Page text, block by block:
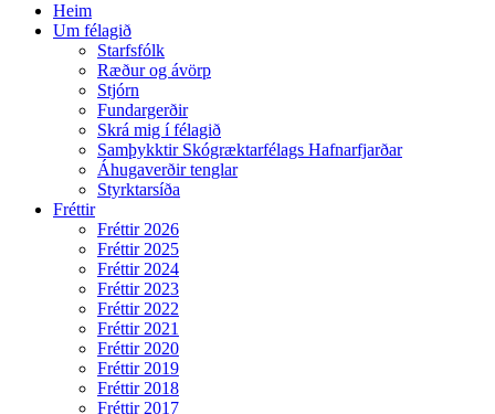
new
window
Heim
Um félagið
Starfsfólk
Ræður og ávörp
Stjórn
Fundargerðir
Skrá mig í félagið
Samþykktir Skógræktarfélags Hafnarfjarðar
Áhugaverðir tenglar
Styrktarsíða
Fréttir
Fréttir 2026
Fréttir 2025
Fréttir 2024
Fréttir 2023
Fréttir 2022
Fréttir 2021
Fréttir 2020
Fréttir 2019
Fréttir 2018
Fréttir 2017